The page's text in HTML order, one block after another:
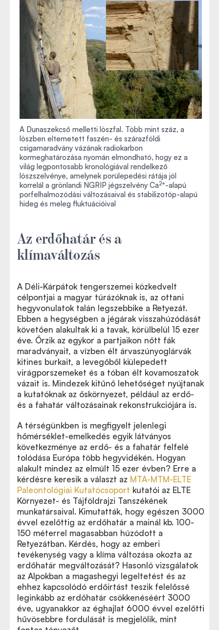
A Dunaszekcső melletti löszfal. Több mint száz, a
löszben eltemetett faszén- és szárazföldi
csigamaradvány vázának radiokarbon
kormeghatározása nyomán elmondható, hogy ez a
világ legpontosabb kronológiával rendelkező
löszszelvénye, amelynek porülepedési rátája jól
korrelál a grönlandi NGRIP jégszelvény Ca2+-alapú
porfelhalmozódási változásaival és stabilizotóp-alapú
hideg és meleg fluktuációival
Az erdőhatár és a
klímaváltozás
A Déli-Kárpátok tengerszemei közkedvelt
célpontjai a magyar túrázóknak is, az ottani
hegyvonulatok talán legszebbike a Retyezát.
Ebben a hegységben a jégárak visszahúzódását
követően alakultak ki a tavak, körülbelül 15 ezer
éve. Őrzik az egykor a partjaikon nőtt fák
maradványait, a vízben élt árvaszúnyoglárvák
kitines burkait, a levegőből kiülepedett
virágporszemeket és a tóban élt kovamoszatok
vázait is. Mindezek kitűnő lehetőséget nyújtanak
a kutatóknak az őskörnyezet, például az erdő-
és a fahatár változásainak rekonstrukciójára is.
A térségünkben is megfigyelt jelenlegi
hőmérséklet-emelkedés egyik látványos
következménye az erdő- és a fahatár felfelé
tolódása Európa több hegyvidékén. Hogyan
alakult mindez az elmúlt 15 ezer évben? Erre a
kérdésre keresik a választ az MTA-MTM-ELTE
Paleontológiai Kutatócsoport kutatói az ELTE
Környezet- és Tájföldrajzi Tanszékének
munkatársaival. Kimutatták, hogy egészen 3000
évvel ezelőttig az erdőhatár a mainál kb. 100-
150 méterrel magasabban húzódott a
Retyezátban. Kérdés, hogy az emberi
tevékenység vagy a klíma változása okozta az
erdőhatár megváltozását? Hasonló vizsgálatok
az Alpokban a magashegyi legeltetést és az
ehhez kapcsolódó erdőirtást teszik felelőssé
leginkább az erdőhatár csökkenéséért 3000
éve, ugyanakkor az éghajlat 6000 évvel ezelőtti
hűvösebbre fordulását is megjelölik, mint